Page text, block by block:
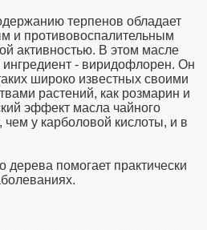
терпенов обладает
и противовоспалительным
активностью. В этом масле
- виридофлорен. Он
широко известных своими
растений, как розмарин и
эффект масла чайного
чем у карболовой кислоты, и в
помогает практически